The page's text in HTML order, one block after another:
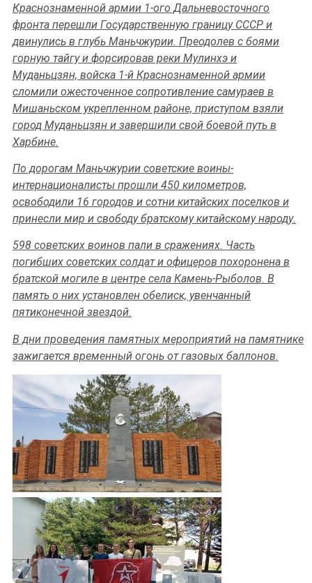
Краснознаменной армии 1-ого Дальневосточного
фронта перешли Государственную границу СССР и
двинулись в глубь Маньчжурии. Преодолев с боями
горную тайгу и форсировав реки Мулинхэ и
Муданьцзян, войска 1-й Краснознаменной армии
сломили ожесточенное сопротивление самураев в
Мишаньском укрепленном районе, приступом взяли
город Муданьцзян и завершили свой боевой путь в
Харбине.
По дорогам Маньчжурии советские воины-
интернационалисты прошли 450 километров,
освободили 16 городов и сотни китайских поселков и
принесли мир и свободу братскому китайскому народу.
598 советских воинов пали в сражениях. Часть
погибших советских солдат и офицеров похоронена в
братской могиле в центре села Камень-Рыболов. В
память о них установлен обелиск, увенчанный
пятиконечной звездой.
В дни проведения памятных мероприятий на памятнике
зажигается временный огонь от газовых баллонов.